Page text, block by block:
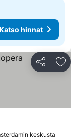
hinnat
Jaa
keskusta